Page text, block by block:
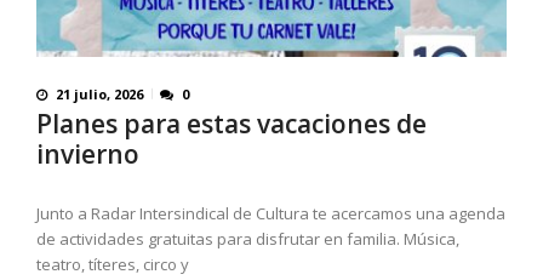
21 julio, 2026 0
Planes para estas vacaciones de
invierno
Junto a Radar Intersindical de Cultura te acercamos una agenda
de actividades gratuitas para disfrutar en familia. Música,
teatro, títeres, circo y